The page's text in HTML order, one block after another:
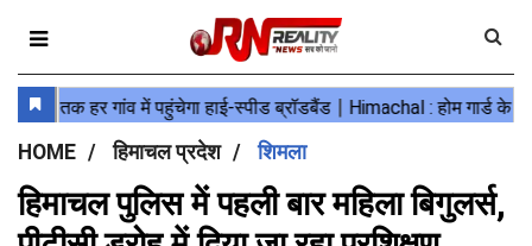
HOME हिमाचल प्रदेश शिमला
हिमाचल पुलिस में पहली बार महिला बिगुलर्स,